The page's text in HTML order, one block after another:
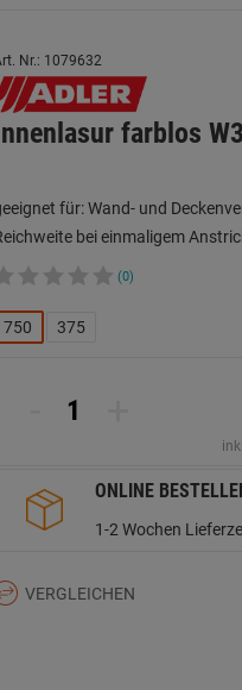
Nr.: 1079632
farblos
für: Wand- und
bei einmaligem
(0)
750 375
ONLINE
1-2 Wochen
VERGLEICHEN